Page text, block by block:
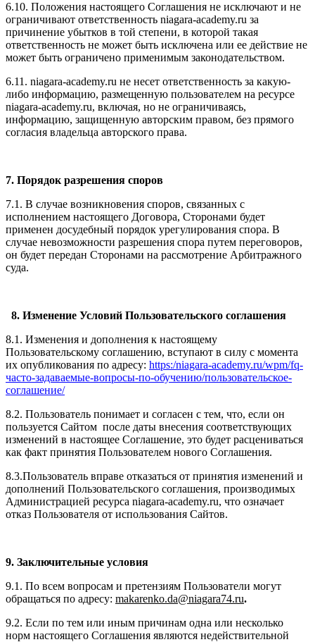
6.10. Положения настоящего Соглашения не исключают и не
ограничивают ответственность niagara-academy.ru за
причинение убытков в той степени, в которой такая
ответственность не может быть исключена или ее действие не
может быть ограничено применимым законодательством.
6.11. niagara-academy.ru не несет ответственность за какую-
либо информацию, размещенную пользователем на ресурсе
niagara-academy.ru, включая, но не ограничиваясь,
информацию, защищенную авторским правом, без прямого
согласия владельца авторского права.
7. Порядок разрешения споров
7.1. В случае возникновения споров, связанных с
исполнением настоящего Договора, Сторонами будет
применен досудебный порядок урегулирования спора. В
случае невозможности разрешения спора путем переговоров,
он будет передан Сторонами на рассмотрение Арбитражного
суда.
8. Изменение Условий Пользовательского соглашения
8.1. Изменения и дополнения к настоящему
Пользовательскому соглашению, вступают в силу с момента
их опубликования по адресу: https:/niagara-academy.ru/wpm/fq-
часто-задаваемые-вопросы-по-обучению/пользовательское-
соглашение/
8.2. Пользователь понимает и согласен с тем, что, если он
пользуется Сайтом после даты внесения соответствующих
изменений в настоящее Соглашение, это будет расцениваться
как факт принятия Пользователем нового Соглашения.
8.3.Пользователь вправе отказаться от принятия изменений и
дополнений Пользовательского соглашения, производимых
Администрацией ресурса niagara-academy.ru, что означает
отказ Пользователя от использования Сайтов.
9. Заключительные условия
9.1. По всем вопросам и претензиям Пользователи могут
обращаться по адресу: makarenko.da@niagara74.ru.
9.2. Если по тем или иным причинам одна или несколько
норм настоящего Соглашения являются недействительной